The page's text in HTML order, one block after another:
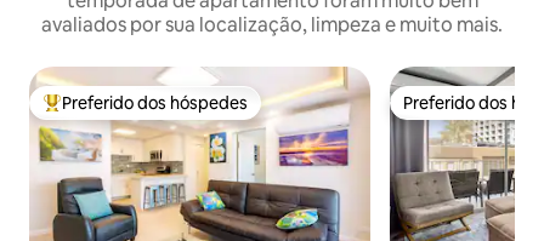
avaliados por sua localização, limpeza e muito mais.
Entre os melhores preferidos dos hóspedes
Preferido dos hóspedes Preferido dos
Preferido dos